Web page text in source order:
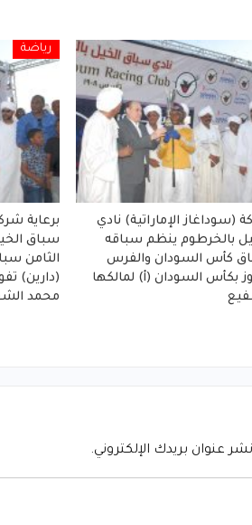
(سوداغاز الإماراتية) نادي
بالخرطوم ينظم سباقه
كأس السودان والفرس
بكأس السودان (أ) لمالكها
رياضة
برعاية
سباق
الثامن
(دارين)
محمد
عنوان بريدك الإلكتروني.